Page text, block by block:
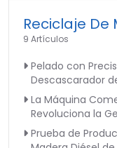
Reciclaje De
9 Artículos
Pelado con
Descascarador
La Máquina
Revoluciona la
Prueba de